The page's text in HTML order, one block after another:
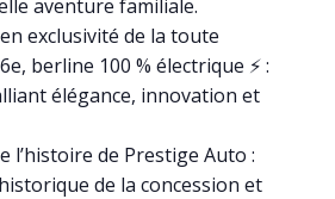
aventure familiale.
exclusivité de la toute
berline 100 % électrique ⚡ :
élégance, innovation et
l’histoire de Prestige Auto :
de la concession et